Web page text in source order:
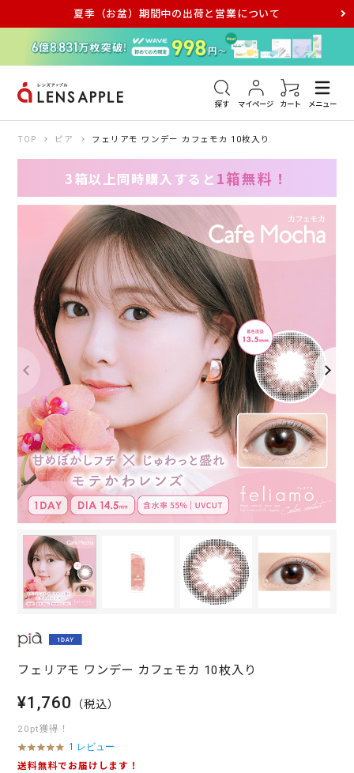
夏季（お盆）期間中の出荷と営業について
探す マイページ カート メニュー
アキュビュー メダリスト メガネ
TOP ピア フェリアモ ワンデー カフェモカ 10枚入り
3箱以上同時購入すると 1箱無料！
フェリアモ ワンデー カフェモカ 10枚入り
¥1,760 （税込）
20pt獲得！
5
.
1 レビュー
送料無料でお届けします！